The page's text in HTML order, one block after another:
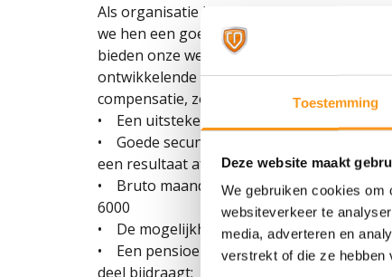
Toestemming
Deze website maakt
We gebruiken cookies om
websiteverkeer te
media, adverteren en
verstrekt of die ze hebben
Als organisatie hechten we belang aan het
we hen een goede balans te vinden tussen
bieden onze werknemers een breed scala
ontwikkelende organisatie, een moderne
compensatie, zoals:
• Een uitstekend basissalaris met een
• Goede secundaire voorwaarden
een resultaat afhankelijke uitkering;
• Bruto maandsalaris afhankelijk van
6000
• De mogelijkheid tot hybride werken;
• Een pensioen op basis van
deel bijdraagt;